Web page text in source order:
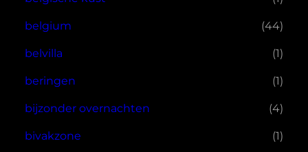
belgium (44)
belvilla (1)
beringen (1)
bijzonder overnachten (4)
bivakzone (1)